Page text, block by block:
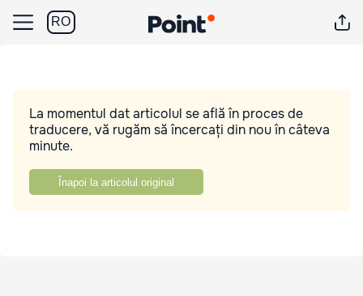
RO
La momentul dat articolul se află în proces de
traducere, vă rugăm să încercați din nou în câteva
minute.
Înapoi la articolul original